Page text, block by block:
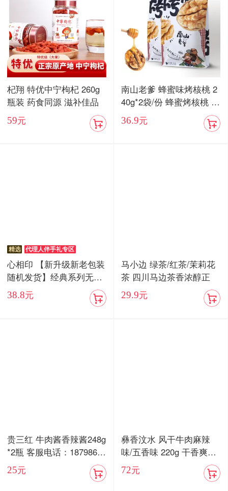
杞翔 特优中宁枸杞 260g
瓶装 药食同源 滋补佳品
59元
南山老爹 蜂蜜味烤核桃 2
40g*2袋/份 蜂蜜烤核桃 酥
脆香甜
36.9元
精选 代理人伴手礼专区
心相印 【新升级新老包装
随机发货】经典系列无香
抽纸3层100抽24包家用实
惠装整箱纸巾面巾餐巾纸
38.8元
马小边 绿茶/红茶/茉莉花
茶 四川马边茶香浓醇正
29.9元
贵三红 牛肉酱香辣酱248g
*2瓶 客服电话：18798676
577
25元
彝香汶水 风干牛肉麻辣
味/五香味 220g 干香爽口
嚼劲十足
72元